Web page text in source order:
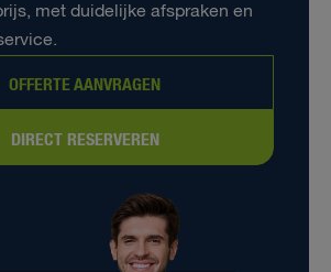
met duidelijke afspraken en
OFFERTE AANVRAGEN
DIRECT RESERVEREN